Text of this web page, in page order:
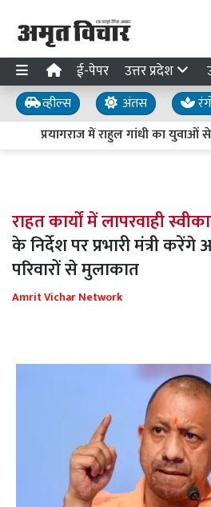
ई-पेपर उत्तर प्रदेश
व्हील्स अंतस
प्रयागराज में राहुल गांधी का युवाओं
राहत कार्यों में लापरवाही
के निर्देश पर प्रभारी मंत्री करेंगे
परिवारों से मुलाकात
Amrit Vichar Network